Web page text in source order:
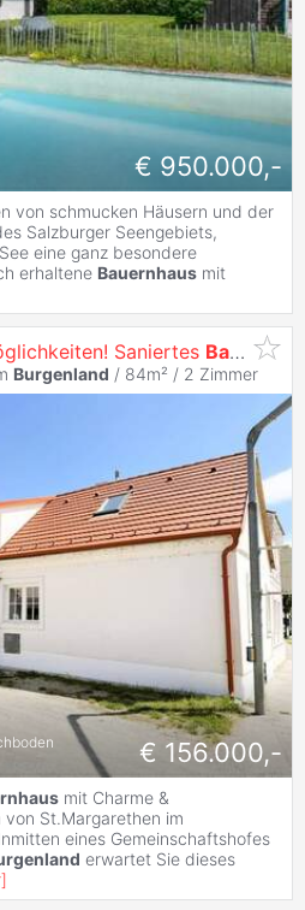
€ 950.000,-
von schmucken Häusern und der
Salzburger Seengebiets,
eine ganz besondere
erhaltene Bauernhaus mit
Saniertes Bauernhaus
Burgenland / 84m² / 2 Zimmer
€ 156.000,-
mit Charme &
von St.Margarethen im
eines Gemeinschaftshofes
erwartet Sie dieses
]